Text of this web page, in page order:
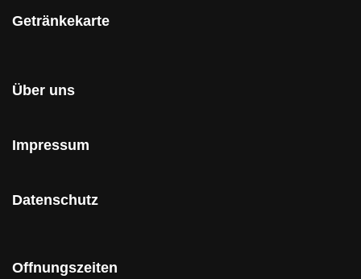
Getränkekarte
Über uns
Impressum
Datenschutz
Offnungszeiten